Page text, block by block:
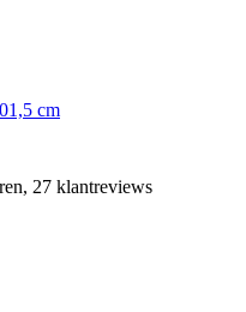
cm
27 klantreviews